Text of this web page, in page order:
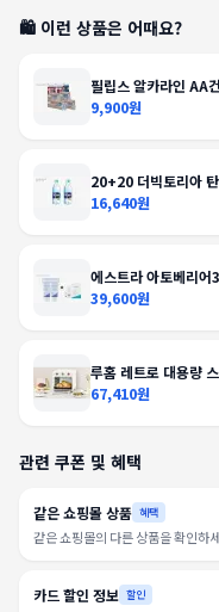
🛍️ 이런 상품은 어때요?
필립스 알카라인 AA
9,900원
20+20 더빅토리아
스/분리배송)
16,640원
에스트라 아토베리
39,600원
루홈 레트로 대용량
식품건조기까지 다용도
67,410원
관련 쿠폰 및 혜택
같은 쇼핑몰 상품 혜택
같은 쇼핑몰의 다른 상품을 확인하
카드 할인 정보 할인